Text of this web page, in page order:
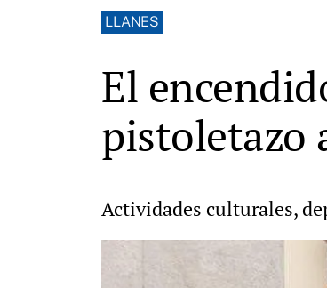
LLANES
El
pistoletazo
Actividades culturales,